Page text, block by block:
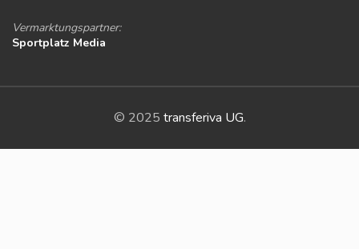
Vermarktungspartner:
Sportplatz Media
© 2025 transferiva UG.